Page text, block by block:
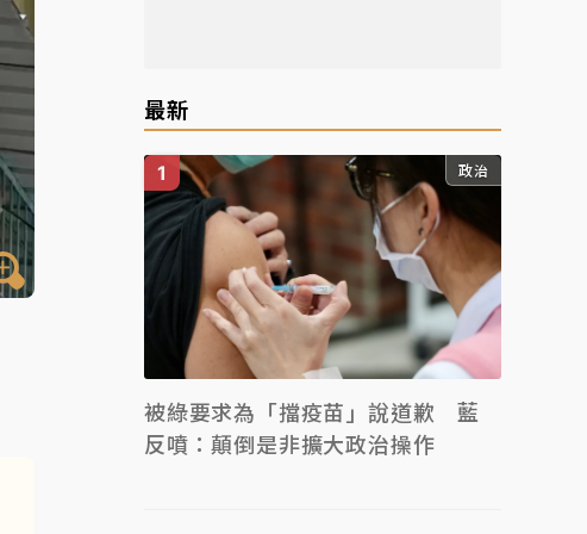
最新
政治
被綠要求為「擋疫苗」說道歉 藍
反噴：顛倒是非擴大政治操作